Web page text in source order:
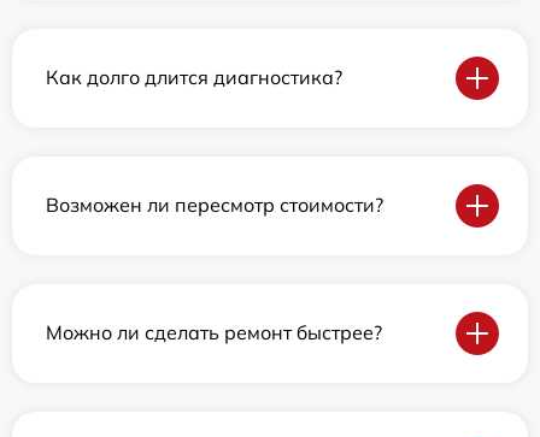
Как долго длится диагностика?
Возможен ли пересмотр стоимости?
Можно ли сделать ремонт быстрее?